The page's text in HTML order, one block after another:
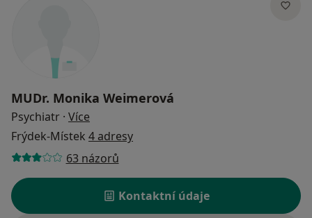
MUDr. Monika Weimerová
Psychiatr · Více
Frýdek-Místek 4 adresy
63 názorů
Kontaktní údaje